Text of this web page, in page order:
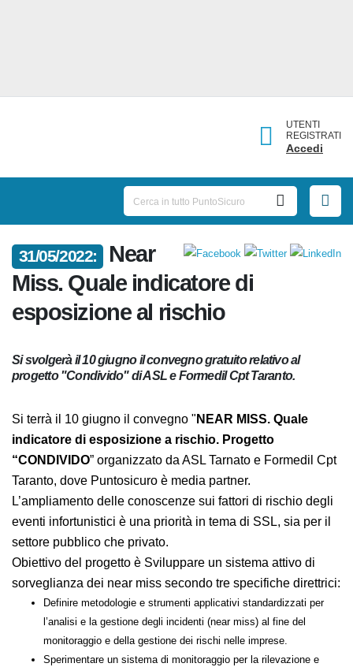
UTENTI
REGISTRATI
Accedi
31/05/2022:
Near
Miss. Quale indicatore di
esposizione al rischio
Si svolgerà il 10 giugno il convegno gratuito relativo al
progetto "Condivido" di ASL e Formedil Cpt Taranto.
Si terrà il 10 giugno il convegno " NEAR MISS. Quale
indicatore di esposizione a rischio. Progetto
“CONDIVIDO” organizzato da ASL Tarnato e Formedil Cpt
Taranto, dove Puntosicuro è media partner.
L’ampliamento delle conoscenze sui fattori di rischio degli
eventi infortunistici è una priorità in tema di SSL, sia per il
settore pubblico che privato.
Obiettivo del progetto è Sviluppare un sistema attivo di
sorveglianza dei near miss secondo tre specifiche direttrici:
Definire metodologie e strumenti applicativi standardizzati per
l’analisi e la gestione degli incidenti (near miss) al fine del
monitoraggio e della gestione dei rischi nelle imprese.
Sperimentare un sistema di monitoraggio per la rilevazione e